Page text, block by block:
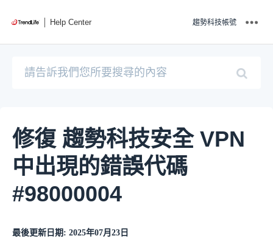
Help Center 趨勢科技帳號
修復 趨勢科技安全 VPN
中出現的錯誤代碼
#98000004
最後更新日期: 2025年07月23日